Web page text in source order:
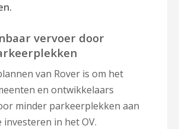
vervoer door
van Rover is om het
en ontwikkelaars
minder parkeerplekken aan
in het OV.